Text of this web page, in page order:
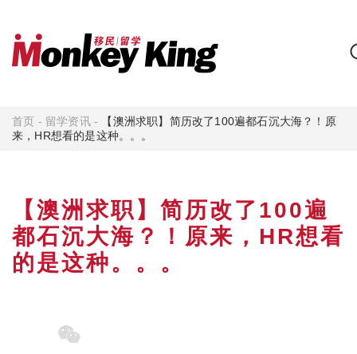
首页 - 留学资讯-
【澳洲求职】简历改了100遍都石沉大海？！原
来，HR想看的是这种。。。
【澳洲求职】简历改了100遍
都石沉大海？！原来，HR想看
的是这种。。。